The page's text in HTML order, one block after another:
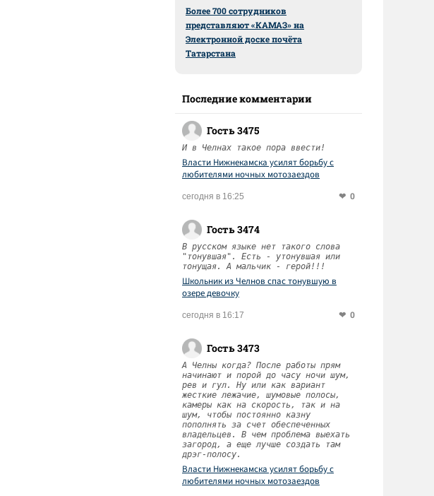
Более 700 сотрудников
представляют «КАМАЗ» на
Электронной доске почёта
Татарстана
Последние комментарии
Гость 3475
И в Челнах такое пора ввести!
Власти Нижнекамска усилят борьбу с
любителями ночных мотозаездов
сегодня в 16:25 0
Гость 3474
В русском языке нет такого слова
"тонувшая". Есть - утонувшая или
тонущая. А мальчик - герой!!!
Школьник из Челнов спас тонувшую в
озере девочку
сегодня в 16:17 0
Гость 3473
А Челны когда? После работы прям
начинают и порой до часу ночи шум,
рев и гул. Ну или как вариант
жесткие лежачие, шумовые полосы,
камеры как на скорость, так и на
шум, чтобы постоянно казну
пополнять за счет обеспеченных
владельцев. В чем проблема выехать
загород, а еще лучше создать там
дрэг-полосу.
Власти Нижнекамска усилят борьбу с
любителями ночных мотозаездов